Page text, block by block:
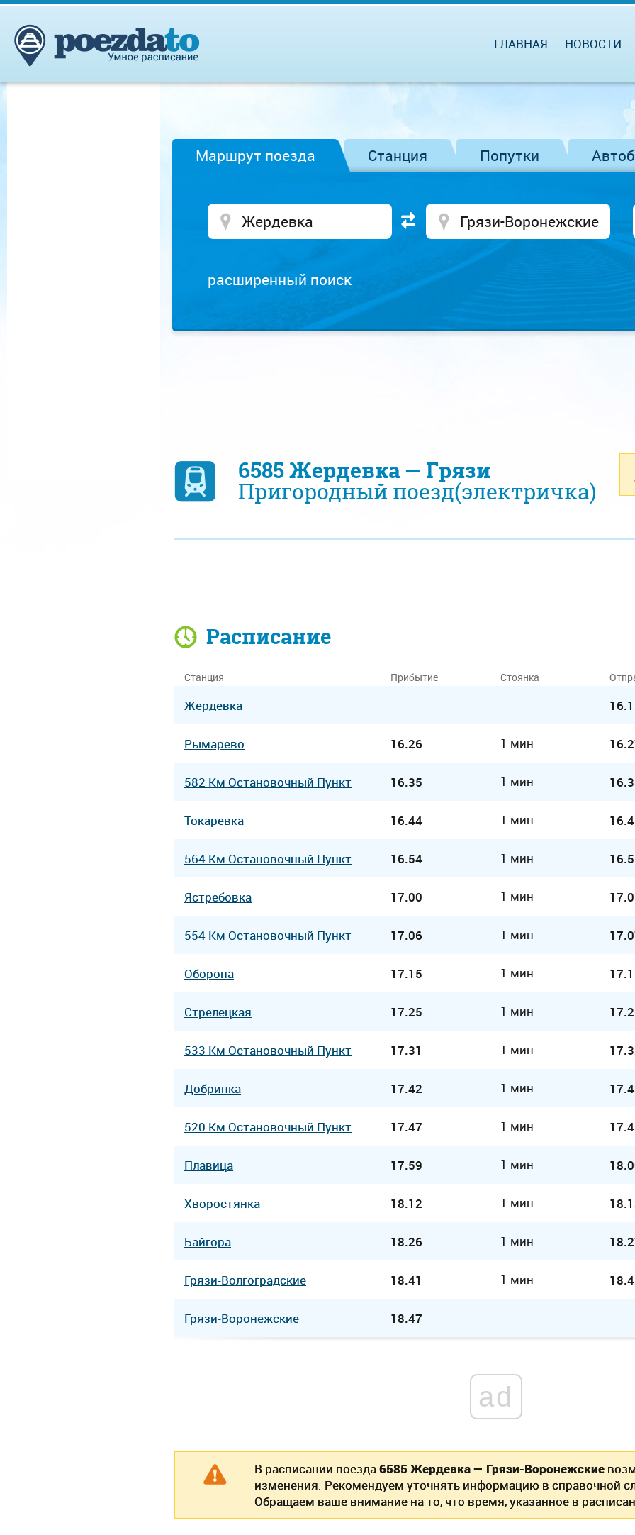
ГЛАВНАЯ НОВОСТИ
Маршрут поезда Станция Попутки
расширенный поиск
6585 Жердевка — Грязи
Пригородный поезд(электричка)
Расписание
Станция Прибытие Стоянка
Жердевка
Рымарево 16.26 1 мин
582 Км Остановочный Пункт 16.35 1 мин
Токаревка 16.44 1 мин
564 Км Остановочный Пункт 16.54 1 мин
Ястребовка 17.00 1 мин
554 Км Остановочный Пункт 17.06 1 мин
Оборона 17.15 1 мин
Стрелецкая 17.25 1 мин
533 Км Остановочный Пункт 17.31 1 мин
Добринка 17.42 1 мин
520 Км Остановочный Пункт 17.47 1 мин
Плавица 17.59 1 мин
Хворостянка 18.12 1 мин
Байгора 18.26 1 мин
Грязи-Волгоградские 18.41 1 мин
Грязи-Воронежские 18.47
ad
В расписании поезда6585 Жердевка — Грязи-Воронежские
изменения. Рекомендуем уточнять информацию в справочной
Обращаем ваше внимание на то, что время, указанное в